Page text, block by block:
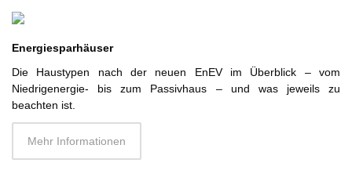
Energiesparhäuser
Die Haustypen nach der neuen EnEV im Überblick – vom
Niedrigenergie- bis zum Passivhaus – und was jeweils zu
beachten ist.
Mehr Informationen